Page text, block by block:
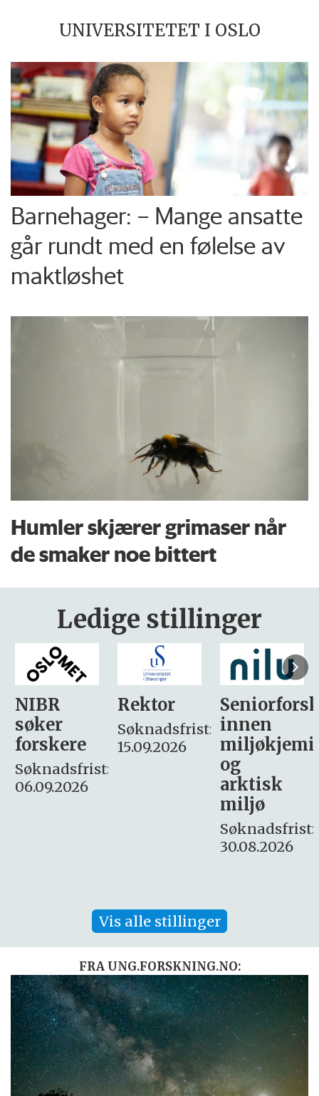
UNIVERSITETET I OSLO
Barnehager: – Mange ansatte
går rundt med en følelse av
maktløshet
Humler skjærer grimaser når
de smaker noe bittert
Ledige stillinger
Rektor
Søknadsfrist:
15.09.2026
Seniorforsker
innen
miljøkjemi
søker
– fast
Søknadsfrist:
16. august.
Vis alle stillinger
FRA UNG.FORSKNING.NO: